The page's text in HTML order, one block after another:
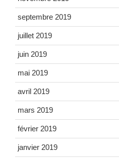
septembre 2019
juillet 2019
juin 2019
mai 2019
avril 2019
mars 2019
février 2019
janvier 2019